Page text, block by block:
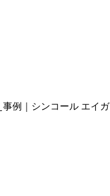
例｜シンコール エイガ